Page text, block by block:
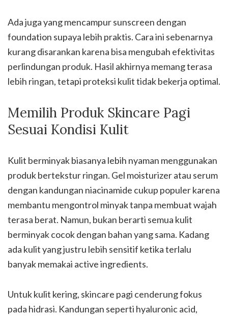
Ada juga yang mencampur sunscreen dengan
foundation supaya lebih praktis. Cara ini sebenarnya
kurang disarankan karena bisa mengubah efektivitas
perlindungan produk. Hasil akhirnya memang terasa
lebih ringan, tetapi proteksi kulit tidak bekerja optimal.
Memilih Produk Skincare Pagi
Sesuai Kondisi Kulit
Kulit berminyak biasanya lebih nyaman menggunakan
produk bertekstur ringan. Gel moisturizer atau serum
dengan kandungan niacinamide cukup populer karena
membantu mengontrol minyak tanpa membuat wajah
terasa berat. Namun, bukan berarti semua kulit
berminyak cocok dengan bahan yang sama. Kadang
ada kulit yang justru lebih sensitif ketika terlalu
banyak memakai active ingredients.
Untuk kulit kering, skincare pagi cenderung fokus
pada hidrasi. Kandungan seperti hyaluronic acid,